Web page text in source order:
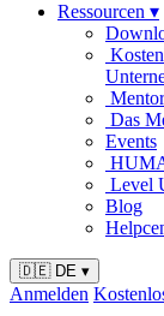
Ressourcen ▾
Das
Events
Level
Blog
🇩🇪 DE ▾
Anmelden